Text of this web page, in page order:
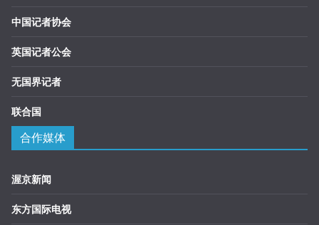
中国记者协会
英国记者公会
无国界记者
联合国
合作媒体
渥京新闻
东方国际电视